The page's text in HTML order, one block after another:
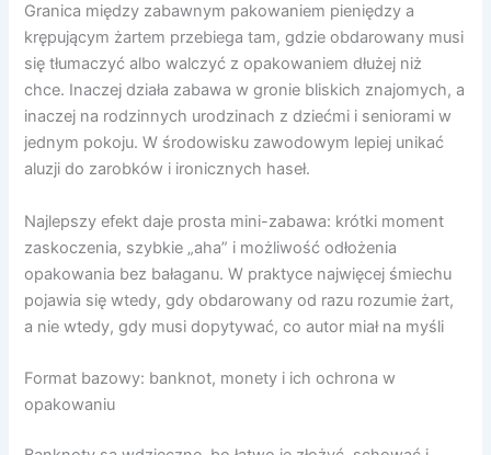
Granica między zabawnym pakowaniem pieniędzy a
krępującym żartem przebiega tam, gdzie obdarowany musi
się tłumaczyć albo walczyć z opakowaniem dłużej niż
chce. Inaczej działa zabawa w gronie bliskich znajomych, a
inaczej na rodzinnych urodzinach z dziećmi i seniorami w
jednym pokoju. W środowisku zawodowym lepiej unikać
aluzji do zarobków i ironicznych haseł.
Najlepszy efekt daje prosta mini-zabawa: krótki moment
zaskoczenia, szybkie „aha” i możliwość odłożenia
opakowania bez bałaganu. W praktyce najwięcej śmiechu
pojawia się wtedy, gdy obdarowany od razu rozumie żart,
a nie wtedy, gdy musi dopytywać, co autor miał na myśli
Format bazowy: banknot, monety i ich ochrona w
opakowaniu